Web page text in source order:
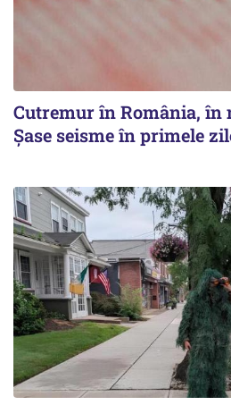
Cutremur în România, în
Șase seisme în primele